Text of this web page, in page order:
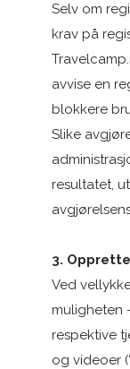
Selv om
krav på
avvise en
blokkere
Slike
resultatet,
3.
Ved
muligheten
respektive
og videoer